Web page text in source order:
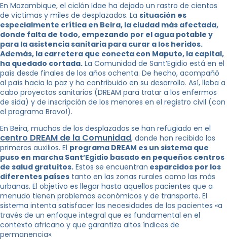
En Mozambique, el ciclón Idae ha dejado un rastro de cientos
de víctimas y miles de desplazados. La situación es
especialmente crítica en Beira, la ciudad más afectada,
donde falta de todo, empezando por el agua potable y
para la asistencia sanitaria para curar a los heridos.
Además, la carretera que conecta con Maputo, la capital,
ha quedado cortada. La Comunidad de Sant’Egidio está en el
país desde finales de los años ochenta. De hecho, acompañó
al país hacia la paz y ha contribuido en su desarrollo. Así, lleba a
cabo proyectos sanitarios (DREAM para tratar a los enfermos
de sida) y de inscripción de los menores en el registro civil (con
el programa Bravo!).
En Beira, muchos de los desplazados se han refugiado en el
centro DREAM de la Comunidad, donde han recibido los
primeros auxilios. El programa DREAM es un sistema que
puso en marcha Sant’Egidio basado en pequeños centros
de salud gratuitos. Estos se encuentran esparcidos por los
diferentes países tanto en las zonas rurales como las más
urbanas. El objetivo es llegar hasta aquellos pacientes que a
menudo tienen problemas económicos y de transporte. El
sistema intenta satisfacer las necesidades de los pacientes «a
través de un enfoque integral que es fundamental en el
contexto africano y que garantiza altos índices de
permanencia».